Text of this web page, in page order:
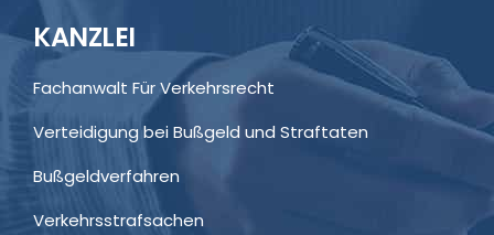
KANZLEI
Fachanwalt Für Verkehrsrecht
Verteidigung bei Bußgeld und Straftaten
Bußgeldverfahren
Verkehrsstrafsachen